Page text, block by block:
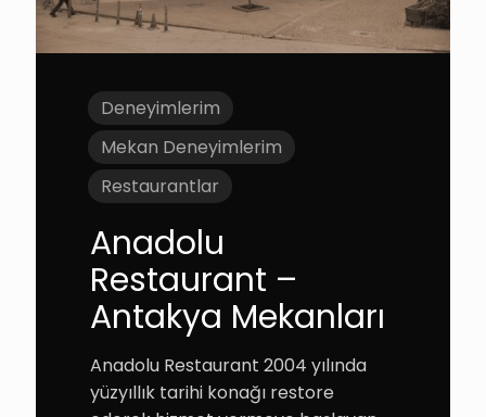
Deneyimlerim
Mekan Deneyimlerim
Restaurantlar
Anadolu
Restaurant –
Antakya Mekanları
Anadolu Restaurant 2004 yılında
yüzyıllık tarihi konağı restore